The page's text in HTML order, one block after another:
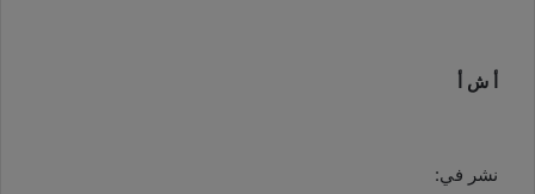
أ ش أ
نشر في: